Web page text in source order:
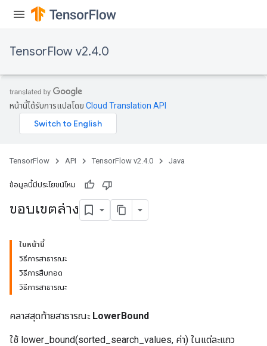
TensorFlow v2.4.0
หน้านี้ได้รับการแปลโดย Cloud Translation API
TensorFlow API TensorFlow v2.4.0 Java
ข้อมูลนี้มีประโยชน์ไหม
ขอบเขตล่าง
ในหน้านี้
วิธีการสาธารณะ
วิธีการสืบทอด
วิธีการสาธารณะ
คลาสสุดท้ายสาธารณะ LowerBound
ใช้ lower_bound(sorted_search_values, ค่า) ในแต่ละแถว